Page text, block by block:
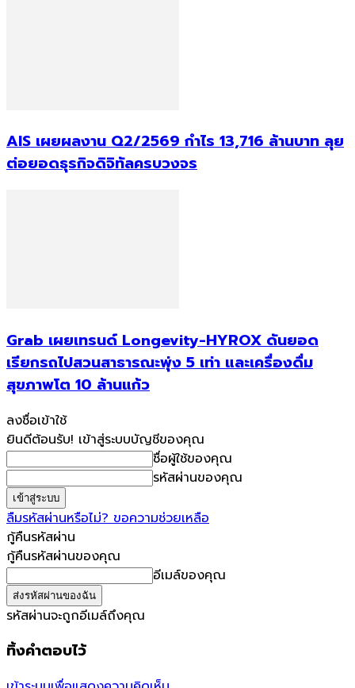
AIS เผยผลงาน Q2/2569 กำไร 13,716 ล้านบาท ลุย
ต่อยอดธุรกิจดิจิทัลครบวงจร
Grab เผยเทรนด์ Longevity-HYROX ดันยอด
เรียกรถไปสวนสาธารณะพุ่ง 5 เท่า และเครื่องดื่ม
สุขภาพโต 10 ล้านแก้ว
ลงชื่อเข้าใช้
ยินดีต้อนรับ! เข้าสู่ระบบบัญชีของคุณ
ชื่อผู้ใช้ของคุณ
รหัสผ่านของคุณ
ลืมรหัสผ่านหรือไม่? ขอความช่วยเหลือ
กู้คืนรหัสผ่าน
กู้คืนรหัสผ่านของคุณ
อีเมล์ของคุณ
รหัสผ่านจะถูกอีเมล์ถึงคุณ
ทิ้งคำตอบไว้